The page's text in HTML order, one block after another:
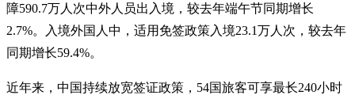
障590.7万人次中外人员出入境，较去年端午节同期增长
2.7%。入境外国人中，适用免签政策入境23.1万人次，较去年
同期增长59.4%。
近年来，中国持续放宽签证政策，54国旅客可享最长240小时